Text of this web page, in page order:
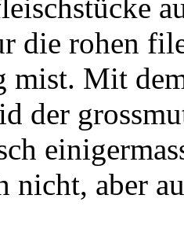
die rohen
mist. Mit
der
nicht, aber